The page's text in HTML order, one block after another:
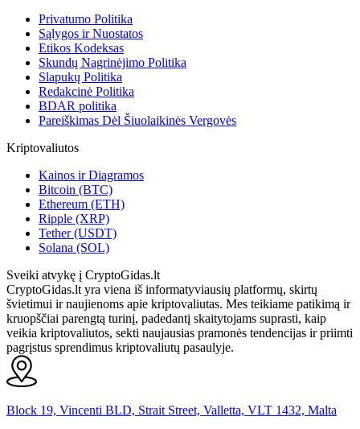
Privatumo Politika
Sąlygos ir Nuostatos
Etikos Kodeksas
Skundų Nagrinėjimo Politika
Slapukų Politika
Redakcinė Politika
BDAR politika
Pareiškimas Dėl Šiuolaikinės Vergovės
Kriptovaliutos
Kainos ir Diagramos
Bitcoin (BTC)
Ethereum (ETH)
Ripple (XRP)
Tether (USDT)
Solana (SOL)
Sveiki atvykę į CryptoGidas.lt
CryptoGidas.lt yra viena iš informatyviausių platformų, skirtų
švietimui ir naujienoms apie kriptovaliutas. Mes teikiame patikimą ir
kruopščiai parengtą turinį, padedantį skaitytojams suprasti, kaip
veikia kriptovaliutos, sekti naujausias pramonės tendencijas ir priimti
pagrįstus sprendimus kriptovaliutų pasaulyje.
Block 19, Vincenti BLD, Strait Street, Valletta, VLT 1432, Malta